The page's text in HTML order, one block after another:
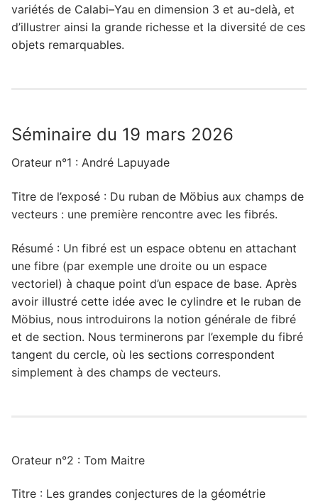
variétés de Calabi–Yau en dimension 3 et au-delà, et
d’illustrer ainsi la grande richesse et la diversité de ces
objets remarquables.
Séminaire du 19 mars 2026
Orateur n°1 : André Lapuyade
Titre de l’exposé : Du ruban de Möbius aux champs de
vecteurs : une première rencontre avec les fibrés.
Résumé : Un fibré est un espace obtenu en attachant
une fibre (par exemple une droite ou un espace
vectoriel) à chaque point d’un espace de base. Après
avoir illustré cette idée avec le cylindre et le ruban de
Möbius, nous introduirons la notion générale de fibré
et de section. Nous terminerons par l’exemple du fibré
tangent du cercle, où les sections correspondent
simplement à des champs de vecteurs.
Orateur n°2 : Tom Maitre
Titre : Les grandes conjectures de la géométrie